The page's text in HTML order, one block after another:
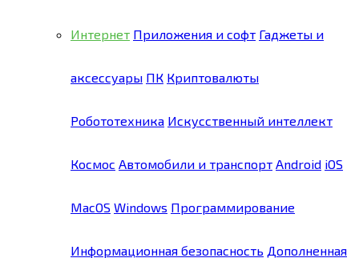
Интернет Приложения и софт Гаджеты и
аксессуары ПК Криптовалюты
Робототехника Искусственный интеллект
Космос Автомобили и транспорт Android iOS
MacOS Windows Программирование
Информационная безопасность Дополненная